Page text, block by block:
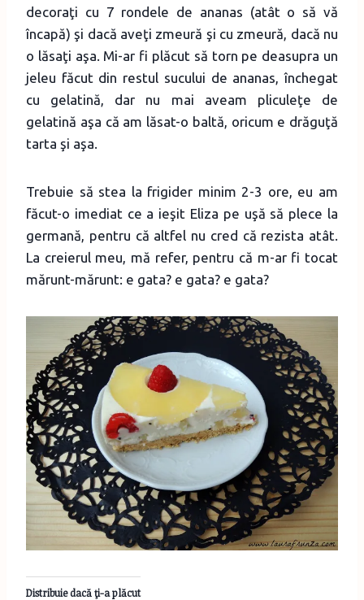
decoraţi cu 7 rondele de ananas (atât o să vă
încapă) şi dacă aveţi zmeură şi cu zmeură, dacă nu
o lăsaţi aşa. Mi-ar fi plăcut să torn pe deasupra un
jeleu făcut din restul sucului de ananas, închegat
cu gelatină, dar nu mai aveam pliculeţe de
gelatină aşa că am lăsat-o baltă, oricum e drăguţă
tarta şi aşa.
Trebuie să stea la frigider minim 2-3 ore, eu am
făcut-o imediat ce a ieşit Eliza pe uşă să plece la
germană, pentru că altfel nu cred că rezista atât.
La creierul meu, mă refer, pentru că m-ar fi tocat
mărunt-mărunt: e gata? e gata? e gata?
Distribuie dacă ţi-a plăcut